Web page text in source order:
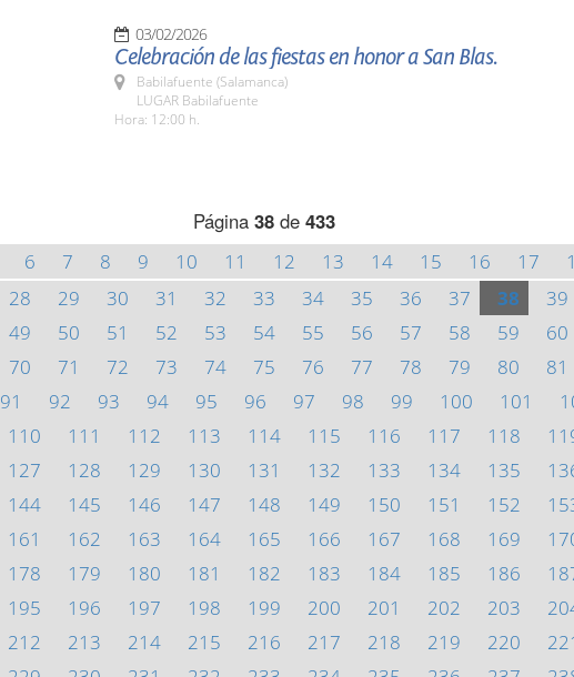
03/02/2026
Celebración de las fiestas en honor a San Blas.
Babilafuente (Salamanca)
LUGAR Babilafuente
Hora: 12:00 h.
Página 38 de 433
6 7 8 9 10 11 12 13 14 15 16 17
28 29 30 31 32 33 34 35 36 37 38 39
49 50 51 52 53 54 55 56 57 58 59 60
70 71 72 73 74 75 76 77 78 79 80 81
91 92 93 94 95 96 97 98 99 100 101
110 111 112 113 114 115 116 117 118
127 128 129 130 131 132 133 134 135
144 145 146 147 148 149 150 151 152
161 162 163 164 165 166 167 168 169
178 179 180 181 182 183 184 185 186
195 196 197 198 199 200 201 202 203
212 213 214 215 216 217 218 219 220